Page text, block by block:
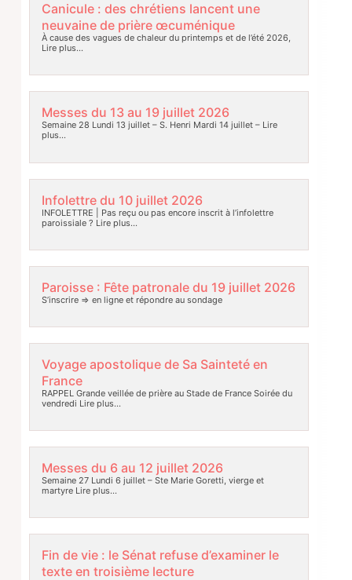
Canicule : des chrétiens lancent une
neuvaine de prière œcuménique
À cause des vagues de chaleur du printemps et de l’été 2026,
Lire plus…
Messes du 13 au 19 juillet 2026
Semaine 28 Lundi 13 juillet – S. Henri Mardi 14 juillet –Lire
plus…
Infolettre du 10 juillet 2026
INFOLETTRE | Pas reçu ou pas encore inscrit à l’infolettre
paroissiale ? Lire plus…
Paroisse : Fête patronale du 19 juillet 2026
S’inscrire => en ligne et répondre au sondage
Voyage apostolique de Sa Sainteté en
France
RAPPEL Grande veillée de prière au Stade de France Soirée du
vendredi Lire plus…
Messes du 6 au 12 juillet 2026
Semaine 27 Lundi 6 juillet – Ste Marie Goretti, vierge et
martyreLire plus…
Fin de vie : le Sénat refuse d’examiner le
texte en troisième lecture